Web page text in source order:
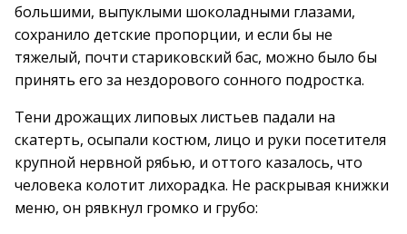
большими, выпуклыми шоколадными глазами,
сохранило детские пропорции, и если бы не
тяжелый, почти стариковский бас, можно было бы
принять его за нездорового сонного подростка.
Тени дрожащих липовых листьев падали на
скатерть, осыпали костюм, лицо и руки посетителя
крупной нервной рябью, и оттого казалось, что
человека колотит лихорадка. Не раскрывая книжки
меню, он рявкнул громко и грубо: